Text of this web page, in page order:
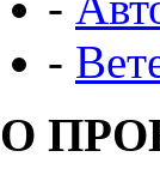
-
О